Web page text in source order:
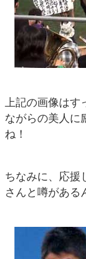
上記の画像はす
ながらの美人に
ね！
ちなみに、応援
さんと噂がある